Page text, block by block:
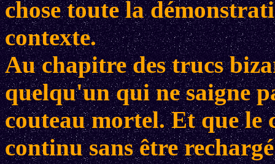
chose toute la
contexte.
Au chapitre des trucs
quelqu'un qui ne saigne
couteau mortel. Et que le
continu sans être